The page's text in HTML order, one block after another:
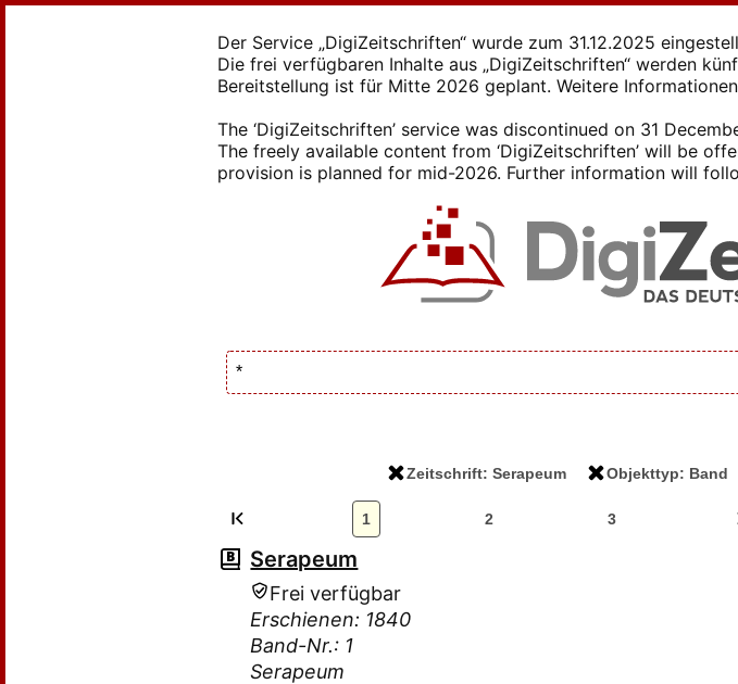
Der Service „DigiZeitschriften“ wurde zum 31.12.2025
Die frei verfügbaren Inhalte aus „DigiZeitschriften“ werden
Bereitstellung ist für Mitte 2026 geplant. Weitere
The ‘DigiZeitschriften’ service was discontinued on 31
The freely available content from ‘DigiZeitschriften’ will be
provision is planned for mid-2026. Further information will
Zeitschrift: Serapeum Objekttyp: Band
1 2 3
Serapeum
Frei verfügbar
Erschienen: 1840
Band-Nr.: 1
Serapeum